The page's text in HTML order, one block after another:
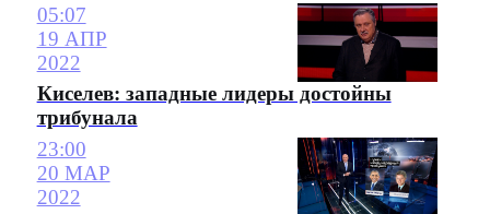
05:07
19 АПР
2022
Киселев: западные лидеры достойны
трибунала
23:00
20 МАР
2022